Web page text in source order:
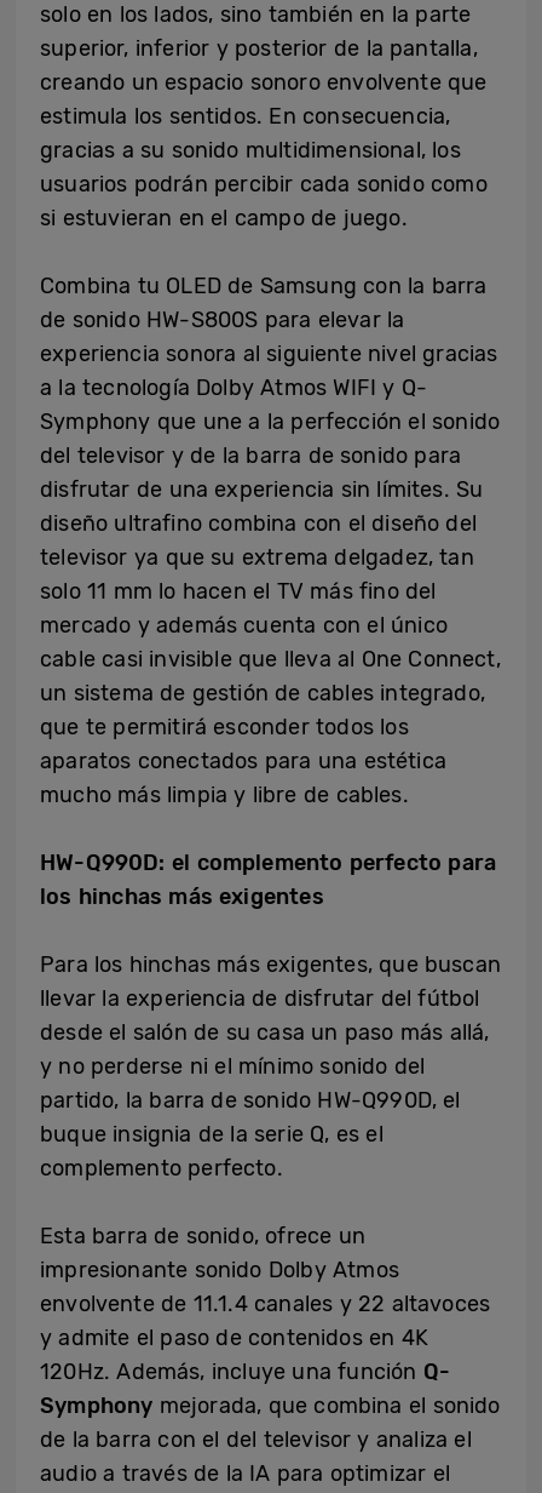
solo en los lados, sino también en la parte
superior, inferior y posterior de la pantalla,
creando un espacio sonoro envolvente que
estimula los sentidos. En consecuencia,
gracias a su sonido multidimensional, los
usuarios podrán percibir cada sonido como
si estuvieran en el campo de juego.
Combina tu OLED de Samsung con la barra
de sonido HW-S800S para elevar la
experiencia sonora al siguiente nivel gracias
a la tecnología Dolby Atmos WIFI y Q-
Symphony que une a la perfección el sonido
del televisor y de la barra de sonido para
disfrutar de una experiencia sin límites. Su
diseño ultrafino combina con el diseño del
televisor ya que su extrema delgadez, tan
solo 11 mm lo hacen el TV más fino del
mercado y además cuenta con el único
cable casi invisible que lleva al One Connect,
un sistema de gestión de cables integrado,
que te permitirá esconder todos los
aparatos conectados para una estética
mucho más limpia y libre de cables.
HW-Q990D: el complemento perfecto para
los hinchas más exigentes
Para los hinchas más exigentes, que buscan
llevar la experiencia de disfrutar del fútbol
desde el salón de su casa un paso más allá,
y no perderse ni el mínimo sonido del
partido, la barra de sonido HW-Q990D, el
buque insignia de la serie Q, es el
complemento perfecto.
Esta barra de sonido, ofrece un
impresionante sonido Dolby Atmos
envolvente de 11.1.4 canales y 22 altavoces
y admite el paso de contenidos en 4K
120Hz. Además, incluye una función Q-
Symphony mejorada, que combina el sonido
de la barra con el del televisor y analiza el
audio a través de la IA para optimizar el